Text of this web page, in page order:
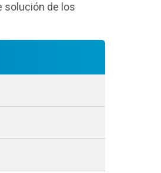
solución de los